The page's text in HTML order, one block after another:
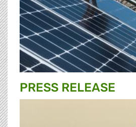
PRESS RELEASE